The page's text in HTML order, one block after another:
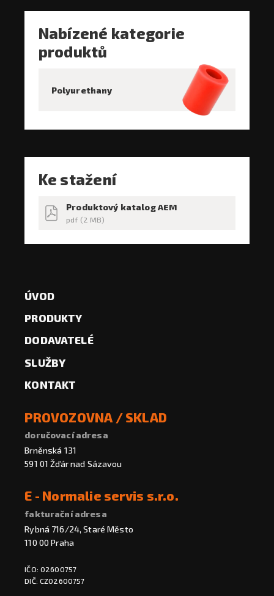
Nabízené kategorie
produktů
Polyurethany
Ke stažení
Produktový katalog AEM
pdf (2 MB)
PROVOZOVNA / SKLAD
doručovací adresa
Brněnská 131
591 01 Žďár nad Sázavou
E - Normalie servis s.r.o.
fakturační adresa
Rybná 716/24, Staré Město
110 00 Praha
IČO: 02600757
DIČ: CZ02600757
ÚVOD
PRODUKTY
DODAVATELÉ
SLUŽBY
KONTAKT